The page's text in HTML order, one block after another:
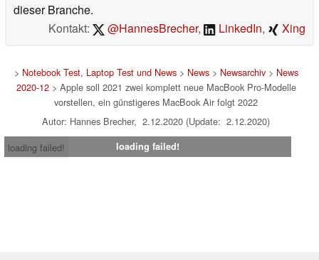
dieser Branche.
Kontakt:
@HannesBrecher, LinkedIn, Xing
> Notebook Test, Laptop Test und News> News> Newsarchiv> News
2020-12> Apple soll 2021 zwei komplett neue MacBook Pro-Modelle
vorstellen, ein günstigeres MacBook Air folgt 2022
Autor: Hannes Brecher, 2.12.2020 (Update: 2.12.2020)
loading failed!
loading failed!